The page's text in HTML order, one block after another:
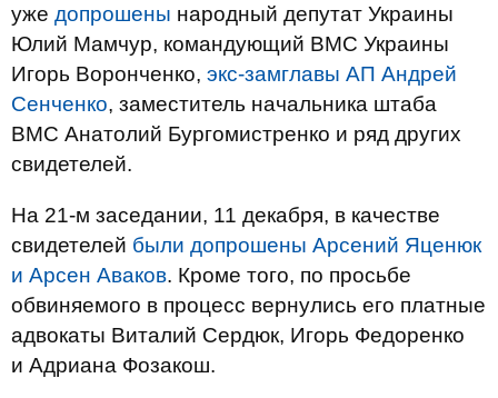
уже допрошены народный депутат Украины
Юлий Мамчур, командующий ВМС Украины
Игорь Воронченко, экс-замглавы АП Андрей
Сенченко, заместитель начальника штаба
ВМС Анатолий Бургомистренко и ряд других
свидетелей.
На 21-м заседании, 11 декабря, в качестве
свидетелей были допрошены Арсений Яценюк
и Арсен Аваков. Кроме того, по просьбе
обвиняемого в процесс вернулись его платные
адвокаты Виталий Сердюк, Игорь Федоренко
и Адриана Фозакош.